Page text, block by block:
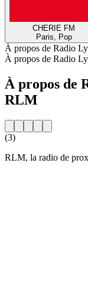
CHERIE FM
Paris, Pop
À propos de Radio
À propos de Radio
À propos de
RLM
(3)
RLM, la radio de